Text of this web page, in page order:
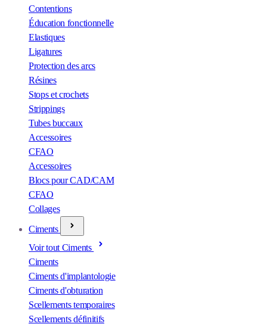
Contentions
Éducation fonctionnelle
Elastiques
Ligatures
Protection des arcs
Résines
Stops et crochets
Strippings
Tubes buccaux
Accessoires
CFAO
Accessoires
Blocs pour CAD/CAM
CFAO
Collages
Ciments
Voir tout Ciments
Ciments
Ciments d'implantologie
Ciments d'obturation
Scellements temporaires
Scellements définitifs